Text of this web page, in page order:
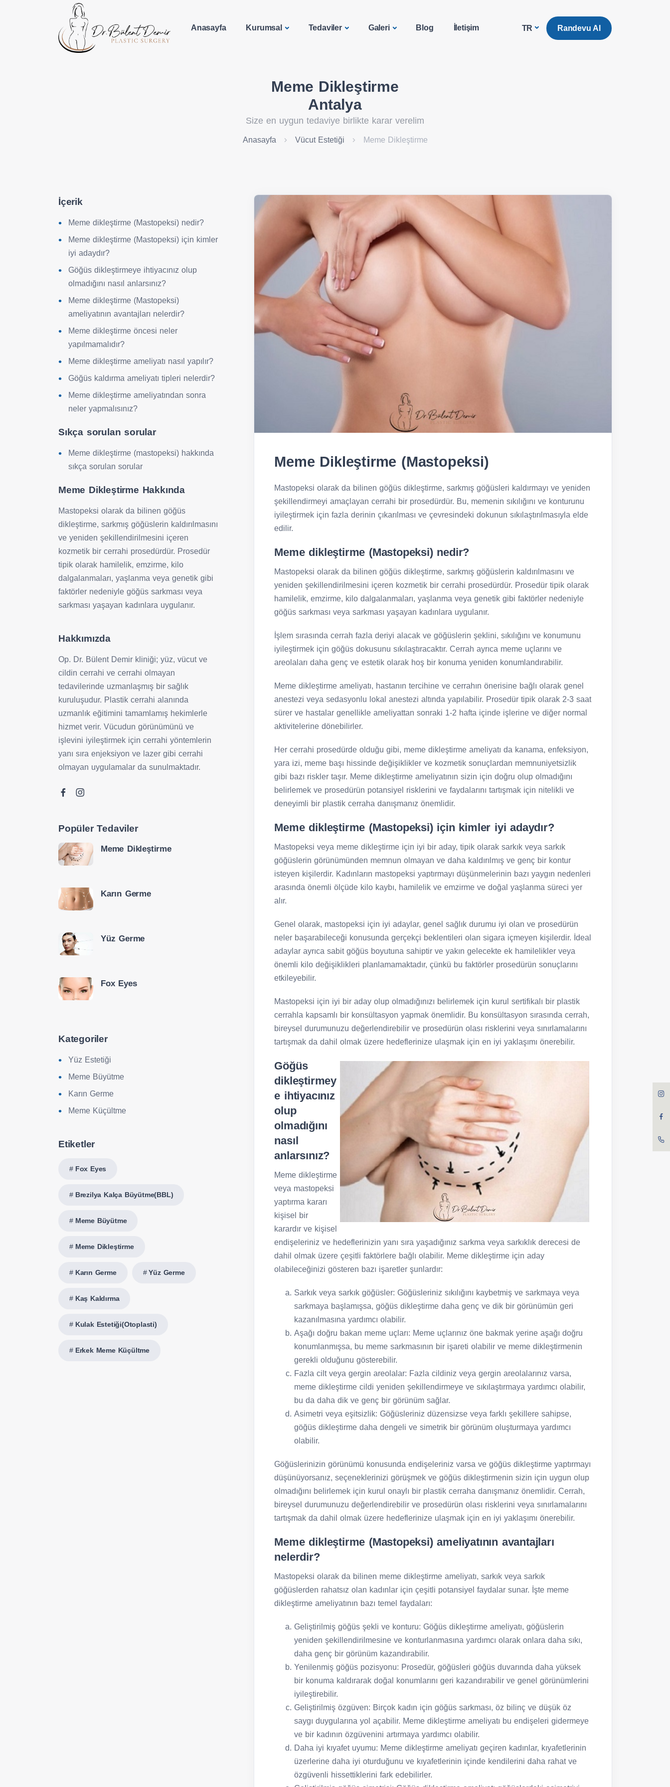
Anasayfa Kurumsal Tedaviler Galeri Blog İletişim TR Randevu Al
Meme Dikleştirme
Antalya
Size en uygun tedaviye birlikte karar verelim
Anasayfa Vücut Estetiği Meme Dikleştirme
Meme Dikleştirme (Mastopeksi)
Mastopeksi olarak da bilinen göğüs dikleştirme, sarkmış göğüsleri kaldırmayı ve yeniden
şekillendirmeyi amaçlayan cerrahi bir prosedürdür. Bu, memenin sıkılığını ve konturunu
iyileştirmek için fazla derinin çıkarılması ve çevresindeki dokunun sıkılaştırılmasıyla elde
edilir.
Meme dikleştirme (Mastopeksi) nedir?
Mastopeksi olarak da bilinen göğüs dikleştirme, sarkmış göğüslerin kaldırılmasını ve
yeniden şekillendirilmesini içeren kozmetik bir cerrahi prosedürdür. Prosedür tipik olarak
hamilelik, emzirme, kilo dalgalanmaları, yaşlanma veya genetik gibi faktörler nedeniyle
göğüs sarkması veya sarkması yaşayan kadınlara uygulanır.
İşlem sırasında cerrah fazla deriyi alacak ve göğüslerin şeklini, sıkılığını ve konumunu
iyileştirmek için göğüs dokusunu sıkılaştıracaktır. Cerrah ayrıca meme uçlarını ve
areolaları daha genç ve estetik olarak hoş bir konuma yeniden konumlandırabilir.
Meme dikleştirme ameliyatı, hastanın tercihine ve cerrahın önerisine bağlı olarak genel
anestezi veya sedasyonlu lokal anestezi altında yapılabilir. Prosedür tipik olarak 2-3 saat
sürer ve hastalar genellikle ameliyattan sonraki 1-2 hafta içinde işlerine ve diğer normal
aktivitelerine dönebilirler.
Her cerrahi prosedürde olduğu gibi, meme dikleştirme ameliyatı da kanama, enfeksiyon,
yara izi, meme başı hissinde değişiklikler ve kozmetik sonuçlardan memnuniyetsizlik
gibi bazı riskler taşır. Meme dikleştirme ameliyatının sizin için doğru olup olmadığını
belirlemek ve prosedürün potansiyel risklerini ve faydalarını tartışmak için nitelikli ve
deneyimli bir plastik cerraha danışmanız önemlidir.
Meme dikleştirme (Mastopeksi) için kimler iyi adaydır?
Mastopeksi veya meme dikleştirme için iyi bir aday, tipik olarak sarkık veya sarkık
göğüslerin görünümünden memnun olmayan ve daha kaldırılmış ve genç bir kontur
isteyen kişilerdir. Kadınların mastopeksi yaptırmayı düşünmelerinin bazı yaygın nedenleri
arasında önemli ölçüde kilo kaybı, hamilelik ve emzirme ve doğal yaşlanma süreci yer
alır.
Genel olarak, mastopeksi için iyi adaylar, genel sağlık durumu iyi olan ve prosedürün
neler başarabileceği konusunda gerçekçi beklentileri olan sigara içmeyen kişilerdir. İdeal
adaylar ayrıca sabit göğüs boyutuna sahiptir ve yakın gelecekte ek hamilelikler veya
önemli kilo değişiklikleri planlamamaktadır, çünkü bu faktörler prosedürün sonuçlarını
etkileyebilir.
Mastopeksi için iyi bir aday olup olmadığınızı belirlemek için kurul sertifikalı bir plastik
cerrahla kapsamlı bir konsültasyon yapmak önemlidir. Bu konsültasyon sırasında cerrah,
bireysel durumunuzu değerlendirebilir ve prosedürün olası risklerini veya sınırlamalarını
tartışmak da dahil olmak üzere hedeflerinize ulaşmak için en iyi yaklaşımı önerebilir.
Göğüs
dikleştirmey
e ihtiyacınız
olup
olmadığını
nasıl
anlarsınız?
Meme dikleştirme
veya mastopeksi
yaptırma kararı
kişisel bir
karardır ve kişisel
endişeleriniz ve hedeflerinizin yanı sıra yaşadığınız sarkma veya sarkıklık derecesi de
dahil olmak üzere çeşitli faktörlere bağlı olabilir. Meme dikleştirme için aday
olabileceğinizi gösteren bazı işaretler şunlardır:
Sarkık veya sarkık göğüsler: Göğüsleriniz sıkılığını kaybetmiş ve sarkmaya veya
sarkmaya başlamışsa, göğüs dikleştirme daha genç ve dik bir görünümün geri
kazanılmasına yardımcı olabilir.
Aşağı doğru bakan meme uçları: Meme uçlarınız öne bakmak yerine aşağı doğru
konumlanmışsa, bu meme sarkmasının bir işareti olabilir ve meme dikleştirmenin
gerekli olduğunu gösterebilir.
Fazla cilt veya gergin areolalar: Fazla cildiniz veya gergin areolalarınız varsa,
meme dikleştirme cildi yeniden şekillendirmeye ve sıkılaştırmaya yardımcı olabilir,
bu da daha dik ve genç bir görünüm sağlar.
Asimetri veya eşitsizlik: Göğüsleriniz düzensizse veya farklı şekillere sahipse,
göğüs dikleştirme daha dengeli ve simetrik bir görünüm oluşturmaya yardımcı
olabilir.
Göğüslerinizin görünümü konusunda endişeleriniz varsa ve göğüs dikleştirme yaptırmayı
düşünüyorsanız, seçeneklerinizi görüşmek ve göğüs dikleştirmenin sizin için uygun olup
olmadığını belirlemek için kurul onaylı bir plastik cerraha danışmanız önemlidir. Cerrah,
bireysel durumunuzu değerlendirebilir ve prosedürün olası risklerini veya sınırlamalarını
tartışmak da dahil olmak üzere hedeflerinize ulaşmak için en iyi yaklaşımı önerebilir.
Meme dikleştirme (Mastopeksi) ameliyatının avantajları
nelerdir?
Mastopeksi olarak da bilinen meme dikleştirme ameliyatı, sarkık veya sarkık
göğüslerden rahatsız olan kadınlar için çeşitli potansiyel faydalar sunar. İşte meme
dikleştirme ameliyatının bazı temel faydaları:
Geliştirilmiş göğüs şekli ve konturu: Göğüs dikleştirme ameliyatı, göğüslerin
yeniden şekillendirilmesine ve konturlanmasına yardımcı olarak onlara daha sıkı,
daha genç bir görünüm kazandırabilir.
Yenilenmiş göğüs pozisyonu: Prosedür, göğüsleri göğüs duvarında daha yüksek
bir konuma kaldırarak doğal konumlarını geri kazandırabilir ve genel görünümlerini
iyileştirebilir.
Geliştirilmiş özgüven: Birçok kadın için göğüs sarkması, öz bilinç ve düşük öz
saygı duygularına yol açabilir. Meme dikleştirme ameliyatı bu endişeleri gidermeye
ve bir kadının özgüvenini artırmaya yardımcı olabilir.
Daha iyi kıyafet uyumu: Meme dikleştirme ameliyatı geçiren kadınlar, kıyafetlerinin
üzerlerine daha iyi oturduğunu ve kıyafetlerinin içinde kendilerini daha rahat ve
özgüvenli hissettiklerini fark edebilirler.
İçerik
Meme dikleştirme (Mastopeksi) nedir?
Meme dikleştirme (Mastopeksi) için kimler
iyi adaydır?
Göğüs dikleştirmeye ihtiyacınız olup
olmadığını nasıl anlarsınız?
Meme dikleştirme (Mastopeksi)
ameliyatının avantajları nelerdir?
Meme dikleştirme öncesi neler
yapılmamalıdır?
Meme dikleştirme ameliyatı nasıl yapılır?
Göğüs kaldırma ameliyatı tipleri nelerdir?
Meme dikleştirme ameliyatından sonra
neler yapmalısınız?
Sıkça sorulan sorular
Meme dikleştirme (mastopeksi) hakkında
sıkça sorulan sorular
Meme Dikleştirme Hakkında
Mastopeksi olarak da bilinen göğüs
dikleştirme, sarkmış göğüslerin kaldırılmasını
ve yeniden şekillendirilmesini içeren
kozmetik bir cerrahi prosedürdür. Prosedür
tipik olarak hamilelik, emzirme, kilo
dalgalanmaları, yaşlanma veya genetik gibi
faktörler nedeniyle göğüs sarkması veya
sarkması yaşayan kadınlara uygulanır.
Hakkımızda
Op. Dr. Bülent Demir kliniği; yüz, vücut ve
cildin cerrahi ve cerrahi olmayan
tedavilerinde uzmanlaşmış bir sağlık
kuruluşudur. Plastik cerrahi alanında
uzmanlık eğitimini tamamlamış hekimlerle
hizmet verir. Vücudun görünümünü ve
işlevini iyileştirmek için cerrahi yöntemlerin
yanı sıra enjeksiyon ve lazer gibi cerrahi
olmayan uygulamalar da sunulmaktadır.
Popüler Tedaviler
Meme Dikleştirme
Karın Germe
Yüz Germe
Fox Eyes
Kategoriler
Yüz Estetiği
Meme Büyütme
Karın Germe
Meme Küçültme
Etiketler
Fox Eyes
Brezilya Kalça Büyütme(BBL)
Meme Büyütme
Meme Dikleştirme
Karın Germe Yüz Germe
Kaş Kaldırma
Kulak Estetiği(Otoplasti)
Erkek Meme Küçültme